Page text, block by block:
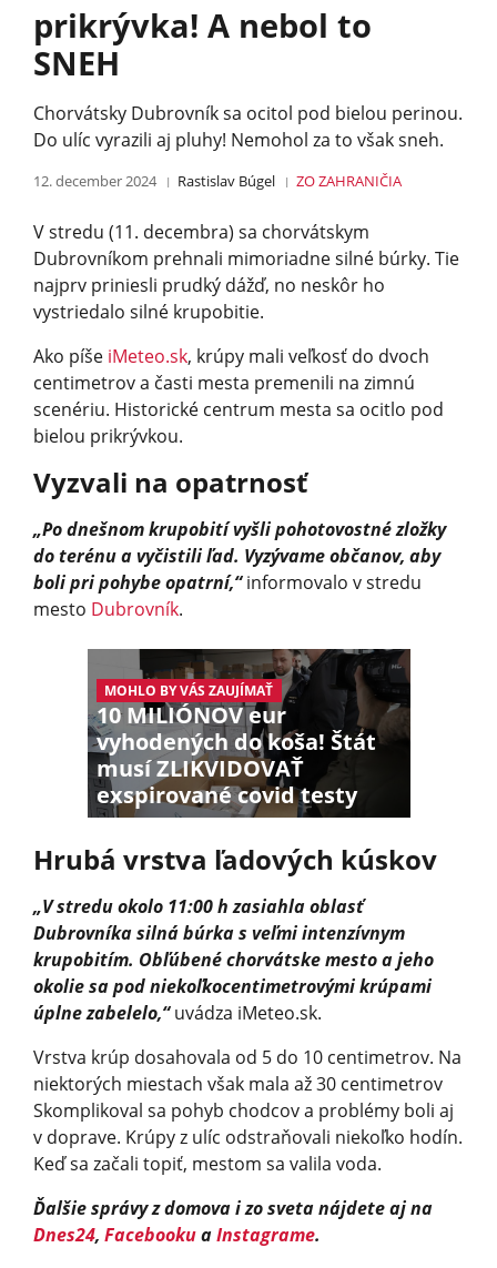
prikrývka! A nebol to
SNEH
Chorvátsky Dubrovník sa ocitol pod bielou perinou.
Do ulíc vyrazili aj pluhy! Nemohol za to však sneh.
12. december 2024 Rastislav Búgel ZO ZAHRANIČIA
V stredu (11. decembra) sa chorvátskym
Dubrovníkom prehnali mimoriadne silné búrky. Tie
najprv priniesli prudký dážď, no neskôr ho
vystriedalo silné krupobitie.
Ako píše iMeteo.sk, krúpy mali veľkosť do dvoch
centimetrov a časti mesta premenili na zimnú
scenériu. Historické centrum mesta sa ocitlo pod
bielou prikrývkou.
Vyzvali na opatrnosť
„Po dnešnom krupobití vyšli pohotovostné zložky
do terénu a vyčistili ľad. Vyzývame občanov, aby
boli pri pohybe opatrní,“informovalo v stredu
mesto Dubrovník.
MOHLO BY VÁS ZAUJÍMAŤ
10 MILIÓNOV eur
vyhodených do koša! Štát
musí ZLIKVIDOVAŤ
exspirované covid testy
Hrubá vrstva ľadových kúskov
„V stredu okolo 11:00 h zasiahla oblasť
Dubrovníka silná búrka s veľmi intenzívnym
krupobitím. Obľúbené chorvátske mesto a jeho
okolie sa pod niekoľkocenti­metrovými krúpami
úplne zabelelo,“uvádza iMeteo.sk.
Vrstva krúp dosahovala od 5 do 10 centimetrov. Na
niektorých miestach však mala až 30 centimetrov
Skomplikoval sa pohyb chodcov a problémy boli aj
v doprave. Krúpy z ulíc odstraňovali niekoľko hodín.
Keď sa začali topiť, mestom sa valila voda.
Ďalšie správy z domova i zo sveta nájdete aj na
Dnes24, FacebookuaInstagrame.